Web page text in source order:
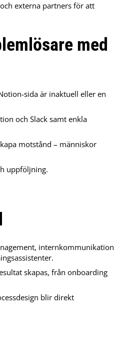
externa partners för att
med
sida är inaktuell eller en
och Slack samt enkla
motstånd – människor
uppföljning.
internkommunikation
skapas, från onboarding
blir direkt